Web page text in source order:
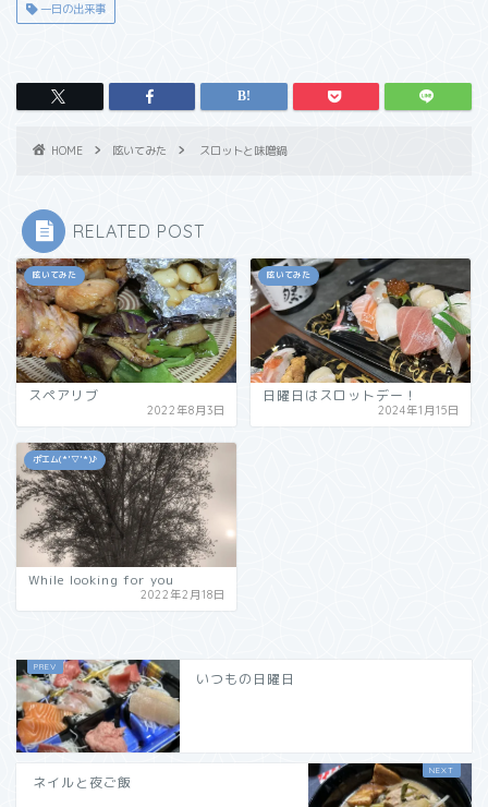
一日の出来事
HOME 呟いてみた スロットと味噌鍋
RELATED POST
呟いてみた
スペアリブ
2022年8月3日
呟いてみた
日曜日はスロットデー！
2024年1月15日
ポエム(*'▽'*)♪
While looking for you
2022年2月18日
いつもの日曜日
ネイルと夜ご飯